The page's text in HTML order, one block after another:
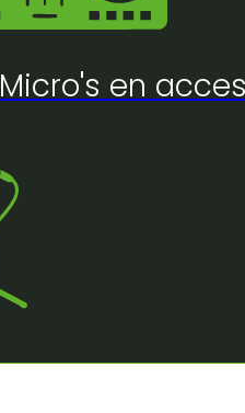
Micro's en